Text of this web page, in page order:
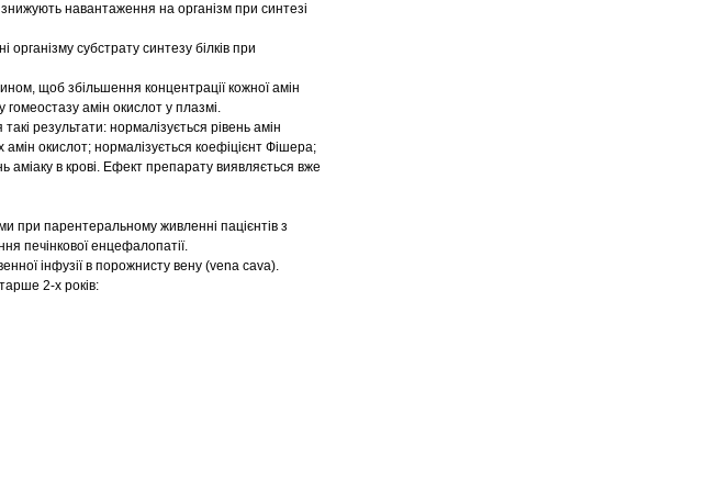
навантаження на організм при синтезі
субстрату синтезу білків при
щоб збільшення концентрації кожної амін
амін окислот у плазмі.
результати: нормалізується рівень амін
окислот; нормалізується коефіцієнт Фішера;
аміаку в крові. Ефект препарату виявляється вже
при парентеральному живленні пацієнтів з
печінкової енцефалопатії.
інфузії в порожнисту вену (vena cava).
2-х років: